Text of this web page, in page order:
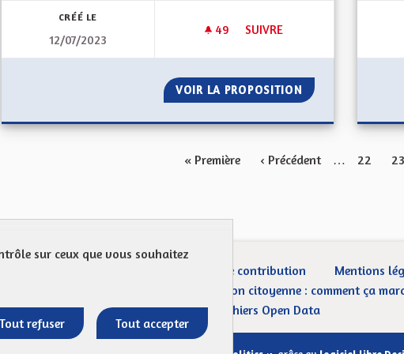
CRÉÉ LE
12/07/2023
49 49 ABONNÉS
SUIVRE
SORTIR DU GRAND EST POUR
VOIR LA PROPOSITION SORTIR DU
« Première ‹ Précédent … 22 23
Charte de contribution
Mentions
Droit d’interpellation citoyenne : comment ça
Télécharger les fichiers Open Data
sur ceux que vous souhaitez
Tout accepter
Tout refuser